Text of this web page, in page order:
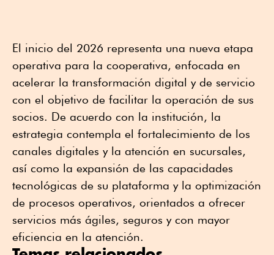
El inicio del 2026 representa una nueva etapa
operativa para la cooperativa, enfocada en
acelerar la transformación digital y de servicio
con el objetivo de facilitar la operación de sus
socios. De acuerdo con la institución, la
estrategia contempla el fortalecimiento de los
canales digitales y la atención en sucursales,
así como la expansión de las capacidades
tecnológicas de su plataforma y la optimización
de procesos operativos, orientados a ofrecer
servicios más ágiles, seguros y con mayor
eficiencia en la atención.